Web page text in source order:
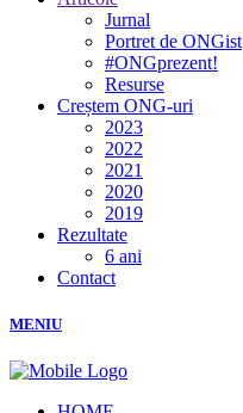
Jurnal
Portret de ONGist
#ONGprezent!
Resurse
Creștem ONG-uri
2023
2022
2021
2020
2019
Rezultate
6 ani
Contact
MENIU